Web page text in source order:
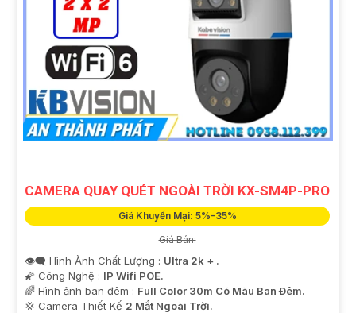
CAMERA QUAY QUÉT NGOÀI TRỜI KX-SM4P-PRO
Giá Khuyến Mại: 5%-35%
Giá Bán:
👁️‍🗨 Hình Ành Chất Lượng : Ultra 2k + .
🌠 Công Nghệ : IP Wifi POE.
🌈 Hình ảnh ban đêm : Full Color 30m Có Màu Ban Ðêm.
💢 Camera Thiết Kế 2 Mắt Ngoài Trời.